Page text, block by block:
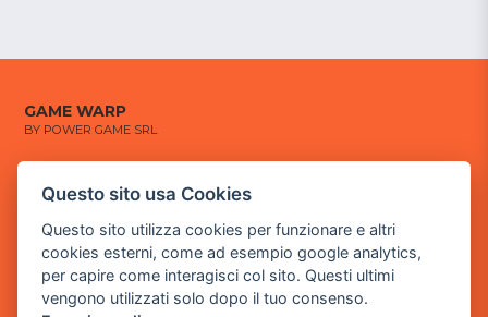
GAME WARP
BY POWER GAME SRL
via Villaggio dei Platani, 3
- 25014 Castenedolo, Brescia
Sede Operativa
via Industriale, 2 - 25082 Botticino, BS
Questo sito usa Cookies
Questo sito utilizza cookies per funzionare e altri
cookies esterni, come ad esempio google analytics,
per capire come interagisci col sito. Questi ultimi
vengono utilizzati solo dopo il tuo consenso.